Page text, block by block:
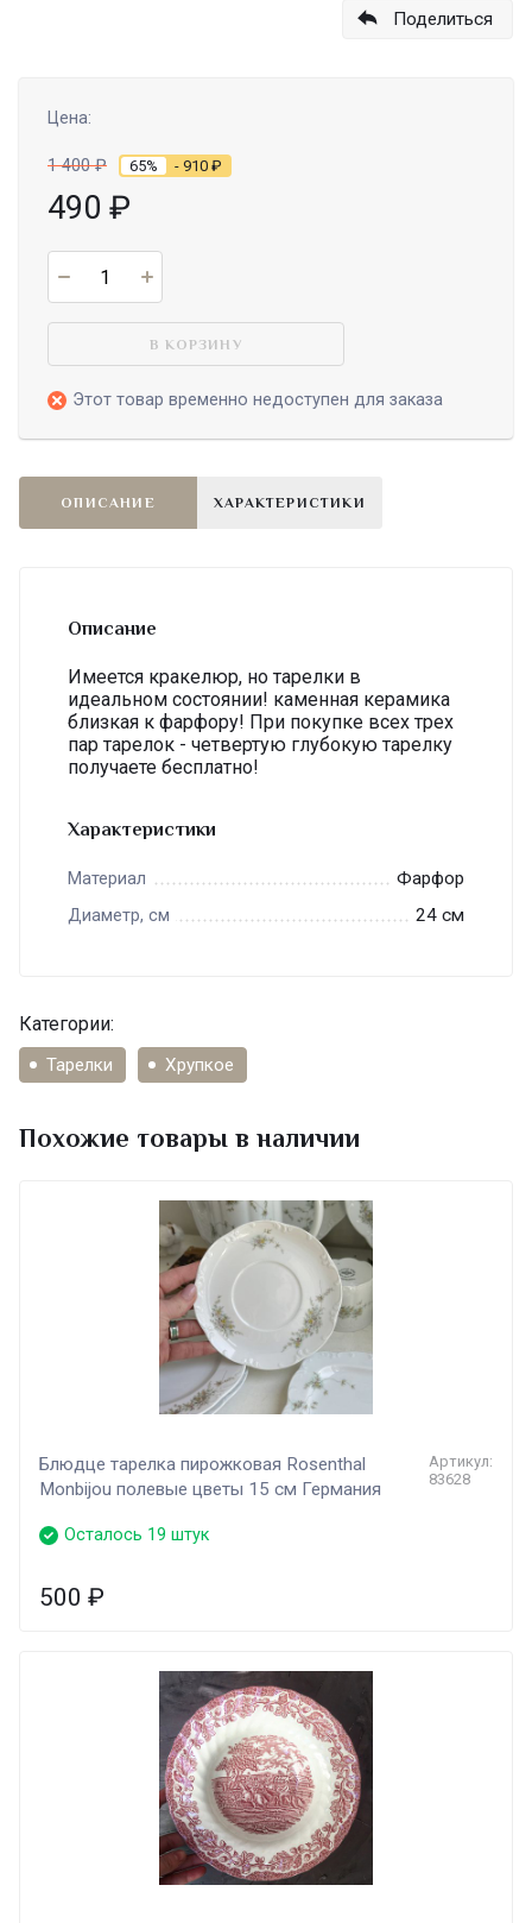
Поделиться
Цена:
1 400₽ 65% - 910 ₽
490 ₽
В КОРЗИНУ
Этот товар временно недоступен для заказа
ОПИСАНИЕ ХАРАКТЕРИСТИКИ
Описание
Имеется кракелюр, но тарелки в
идеальном состоянии! каменная керамика
близкая к фарфору! При покупке всех трех
пар тарелок - четвертую глубокую тарелку
получаете бесплатно!
Характеристики
Материал Фарфор
Диаметр, см 24 см
Категории:
Тарелки Хрупкое
Похожие товары в наличии
Блюдце тарелка пирожковая Rosenthal
Monbijou полевые цветы 15 см Германия
Артикул:
83628
Осталось 19 штук
500 ₽